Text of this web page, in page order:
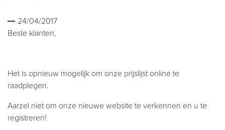
24/04/2017
Beste klanten,
Het is opnieuw mogelijk om onze prijslijst online te
raadplegen.
Aarzel niet om onze nieuwe website te verkennen en u te
registreren!